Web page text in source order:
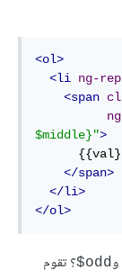
<ol>
<li ng-
<span
$middle}">
</span>
</li>
</ol>
وodd$
؟ تقوم